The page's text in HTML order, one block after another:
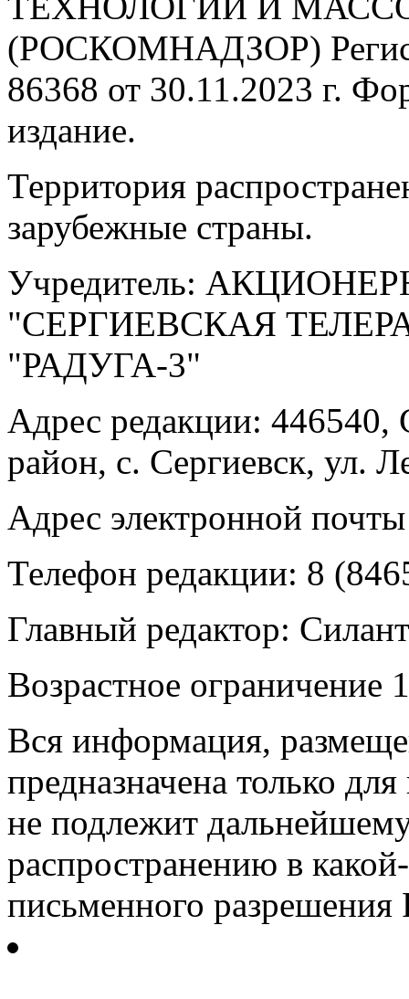
(РОСКОМНАДЗОР)
86368 от 30.11.2023 г.
издание.
Территория
зарубежные страны.
Учредитель:
"СЕРГИЕВСКАЯ
"РАДУГА-3"
Адрес редакции: 446540,
район, с. Сергиевск, ул.
Адрес электронной
Телефон редакции: 8
Главный редактор:
Возрастное ограничение
Вся информация,
предназначена только
не подлежит
распространению в
письменного разрешения